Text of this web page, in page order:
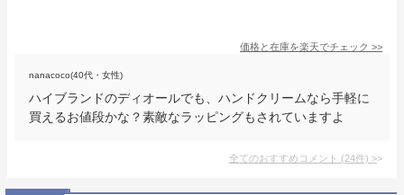
価格と在庫を楽天でチェック >>
nanacoco(40代・女性)
ハイブランドのディオールでも、ハンドクリームなら手軽に
買えるお値段かな？素敵なラッピングもされていますよ
全てのおすすめコメント (24件) >